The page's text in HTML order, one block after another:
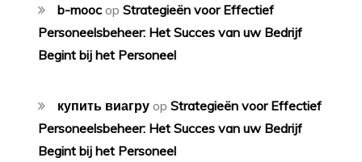
b-mooc opStrategieën voor Effectief
Personeelsbeheer: Het Succes van uw Bedrijf
Begint bij het Personeel
купить виагру opStrategieën voor Effectief
Personeelsbeheer: Het Succes van uw Bedrijf
Begint bij het Personeel